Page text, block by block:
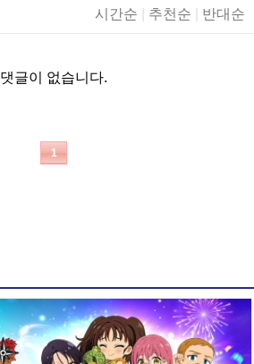
시간순 추천순 반대순
댓글이 없습니다.
1